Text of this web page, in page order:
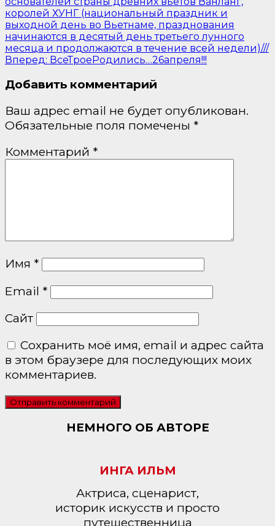
королей ХУНГ (национальный праздник и
выходной день во Вьетнаме, празднования
начинаются в десятый день третьего лунного
месяца и продолжаются в течение всей недели)///
Вперед: ВсеТроеРодились…26апреля!!!
Добавить комментарий
Ваш адрес email не будет опубликован.
Обязательные поля помечены *
Комментарий *
Имя *
Email *
Сайт
Сохранить моё имя, email и адрес сайта
в этом браузере для последующих моих
комментариев.
НЕМНОГО ОБ АВТОРЕ
ИНГА ИЛЬМ
Актриса, сценарист,
историк искусств и просто
путешественница